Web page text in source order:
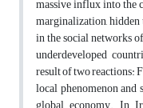
massive influx into the
marginalization,
in the social networks
underdeveloped
result of two reactions:
local phenomenon